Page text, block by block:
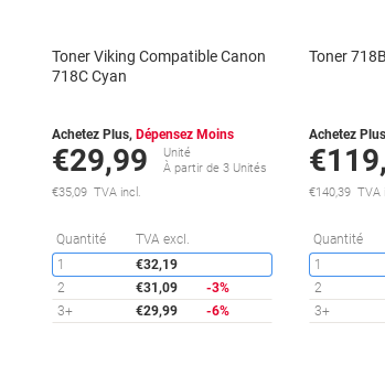
Toner Viking Compatible Canon
718C Cyan
Achetez Plus, Dépensez Moins
€29,99
Unité
À partir de 3 Unités
€35,09 TVA incl.
Quantité TVA excl.
Économies
1
€32,19
2
€31,09
-3%
3+
€29,99 -6%
Toner
Achetez
€140,39 TVA
Quantité
1
2
3+